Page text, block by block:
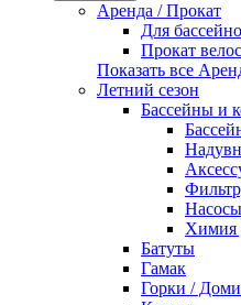
Аренда / Прокат
Для
Прокат
Показать все
Летний сезон
Бассейны и
Химия
Батуты
Гамак
Горки /